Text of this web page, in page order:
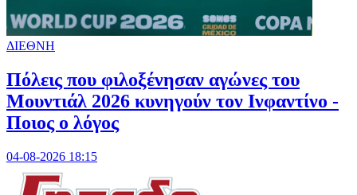
ΔΙΕΘΝΗ
Πόλεις που φιλοξένησαν αγώνες του
Μουντιάλ 2026 κυνηγούν τον Ινφαντίνο -
Ποιος ο λόγος
04-08-2026 18:15